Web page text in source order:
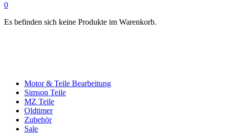
0
Es befinden sich keine Produkte im Warenkorb.
Motor & Teile Bearbeitung
Simson Teile
MZ Teile
Oldtimer
Zubehör
Sale